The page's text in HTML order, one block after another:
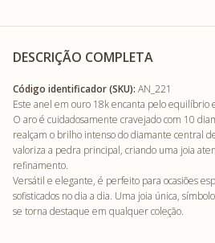
DESCRIÇÃO COMPLETA
Código identificador (SKU): AN_221
Este anel em ouro 18k encanta pelo equilíbrio
O aro é cuidadosamente cravejado com 10
realçam o brilho intenso do diamante central
valoriza a pedra principal, criando uma joia
refinamento.
Versátil e elegante, é perfeito para ocasiões
sofisticados no dia a dia. Uma joia única,
se torna destaque em qualquer coleção.